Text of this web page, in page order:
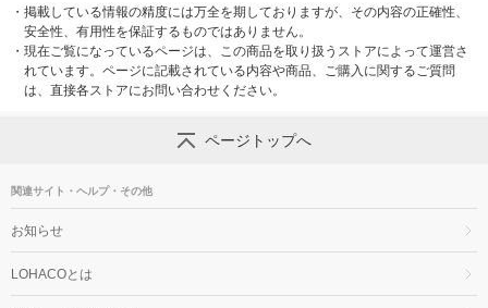
・ 掲載している情報の精度には万全を期しておりますが、その内容の正確性、
安全性、有用性を保証するものではありません。
・ 現在ご覧になっているページは、この商品を取り扱うストアによって運営さ
れています。ページに記載されている内容や商品、ご購入に関するご質問
は、直接各ストアにお問い合わせください。
ページトップへ
関連サイト・ヘルプ・その他
お知らせ
LOHACOとは